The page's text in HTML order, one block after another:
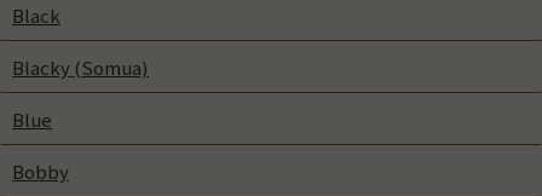
Black
Blacky (Somua)
Blue
Bobby